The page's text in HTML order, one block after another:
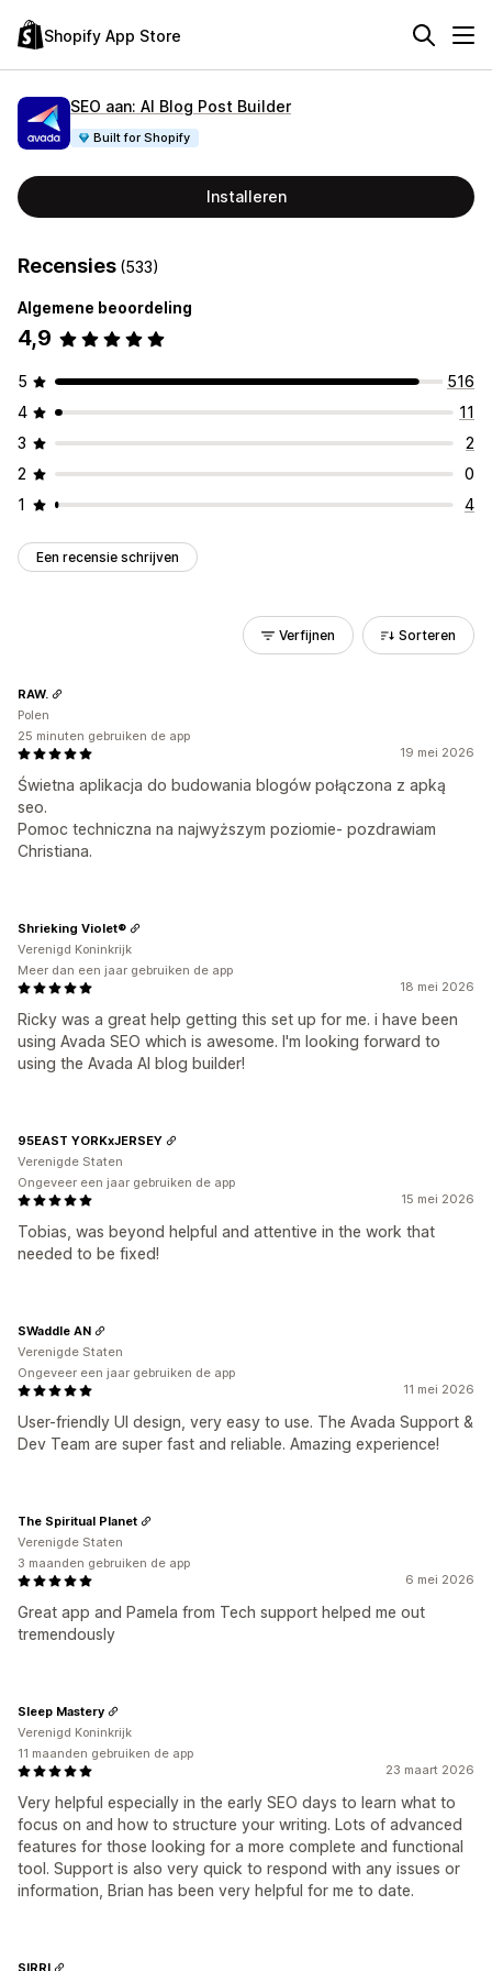
Shopify App Store
SEO aan: AI Blog Post Builder
Built for Shopify
Installeren
Recensies (533)
Algemene beoordeling
4,9
5
516
4
11
3
2
2
0
1
4
Een recensie schrijven
Verfijnen Sorteren
19 mei 2026
Świetna aplikacja do budowania blogów połączona z apką
seo.
Pomoc techniczna na najwyższym poziomie- pozdrawiam
Christiana.
RAW.
Polen
25 minuten gebruiken de app
18 mei 2026
Ricky was a great help getting this set up for me. i have been
using Avada SEO which is awesome. I'm looking forward to
using the Avada AI blog builder!
Shrieking Violet®
Verenigd Koninkrijk
Meer dan een jaar gebruiken de app
15 mei 2026
Tobias, was beyond helpful and attentive in the work that
needed to be fixed!
95EAST YORKxJERSEY
Verenigde Staten
Ongeveer een jaar gebruiken de app
11 mei 2026
User-friendly UI design, very easy to use. The Avada Support &
Dev Team are super fast and reliable. Amazing experience!
SWaddle AN
Verenigde Staten
Ongeveer een jaar gebruiken de app
6 mei 2026
Great app and Pamela from Tech support helped me out
tremendously
The Spiritual Planet
Verenigde Staten
3 maanden gebruiken de app
23 maart 2026
Very helpful especially in the early SEO days to learn what to
focus on and how to structure your writing. Lots of advanced
features for those looking for a more complete and functional
tool. Support is also very quick to respond with any issues or
information, Brian has been very helpful for me to date.
Sleep Mastery
Verenigd Koninkrijk
11 maanden gebruiken de app
SIRRI